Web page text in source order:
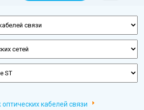
кабелей связи